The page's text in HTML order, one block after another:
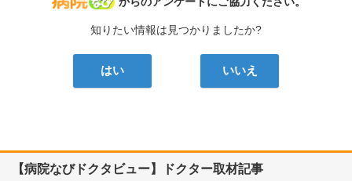
知りたい情報は見つかりましたか?
はい いいえ
【病院なびドクタビュー】ドクター取材記事